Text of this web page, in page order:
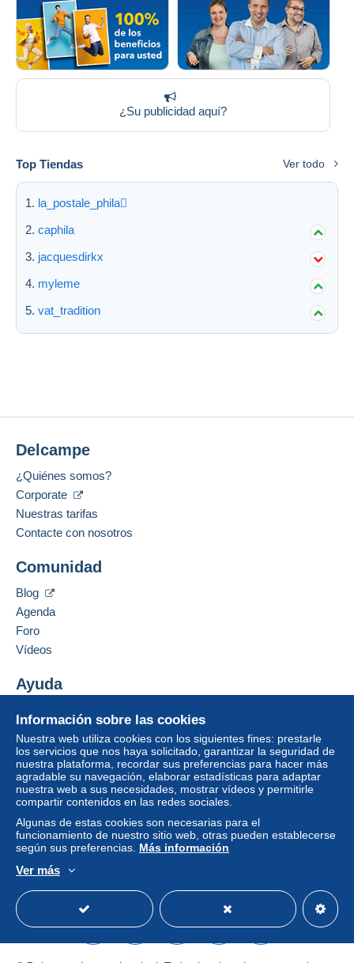
¿Su publicidad aquí?
Top Tiendas Ver todo
la_postale_phila
caphila
jacquesdirkx
myleme
vat_tradition
Información sobre las cookies
Nuestra web utiliza cookies con los siguientes fines: prestarle
los servicios que nos haya solicitado, garantizar la seguridad de
nuestra plataforma, recordar sus preferencias para hacer más
agradable su navegación, elaborar estadísticas para adaptar
nuestra web a sus necesidades, mostrar vídeos y permitirle
compartir contenidos en las redes sociales.
Algunas de estas cookies son necesarias para el
funcionamiento de nuestro sitio web, otras pueden establecerse
según sus preferencias. Más información
Ver más
Delcampe
¿Quiénes somos?
Corporate
Nuestras tarifas
Contacte con nosotros
Comunidad
Blog
Agenda
Foro
Vídeos
Ayuda
Comprar en Delcampe
Vender en Delcampe
Una página securizada